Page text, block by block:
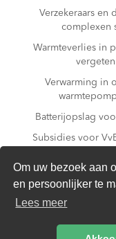
Om uw bezoek aan
en persoonlijker te
Lees meer
Verzekeraars en
complexen
Warmteverlies in
Verwarming in
Batterijopslag
Subsidies voor
Slim laden in
Van gas naar